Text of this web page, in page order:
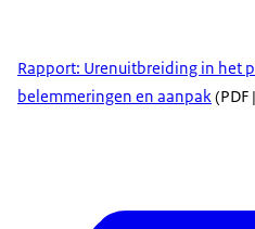
Rapport: Urenuitbreiding in het
belemmeringen en aanpak(PDF